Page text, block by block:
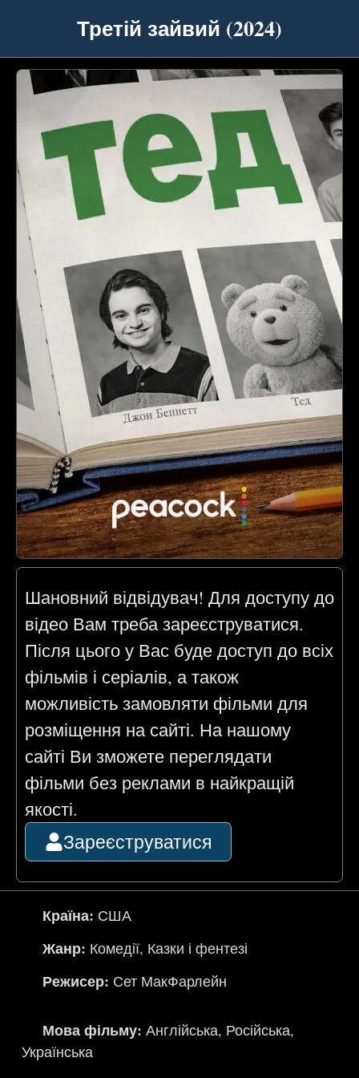
Третій зайвий (2024)
Шановний відвідувач! Для доступу до
відео Вам треба зареєструватися.
Після цього у Вас буде доступ до всіх
фільмів і серіалів, а також
можливість замовляти фільми для
розміщення на сайті. На нашому
сайті Ви зможете переглядати
фільми без реклами в найкращій
якості.
Зареєструватися
Країна: США
Жанр: Комедії, Казки і фентезі
Режисер: Сет МакФарлейн
Мова фільму: Англійська, Російська,
Українська